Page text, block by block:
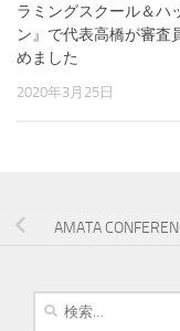
ラミングスクール＆ハ
ン』で代表高橋が審査
めました
2020年3月25日
AMATA
検